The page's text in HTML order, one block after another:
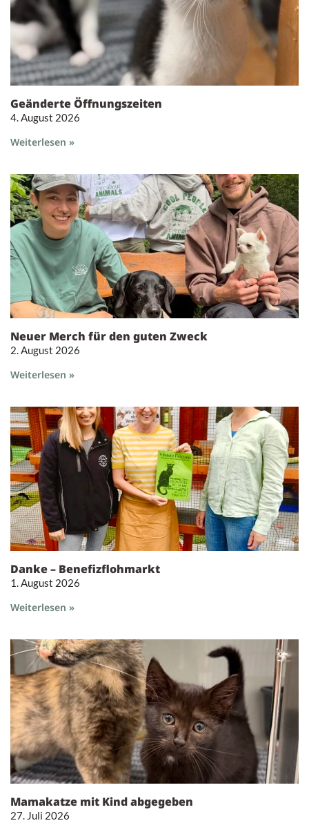
Geänderte Öffnungszeiten
4. August 2026
Weiterlesen »
Neuer Merch für den guten Zweck
2. August 2026
Weiterlesen »
Danke – Benefizflohmarkt
1. August 2026
Weiterlesen »
Mamakatze mit Kind abgegeben
27. Juli 2026